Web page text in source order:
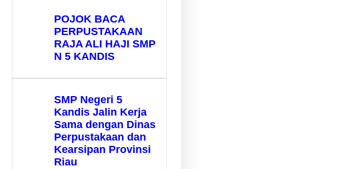
POJOK BACA
PERPUSTAKAAN
RAJA ALI HAJI SMP
N 5 KANDIS
SMP Negeri 5
Kandis Jalin Kerja
Sama dengan Dinas
Perpustakaan dan
Kearsipan Provinsi
Riau